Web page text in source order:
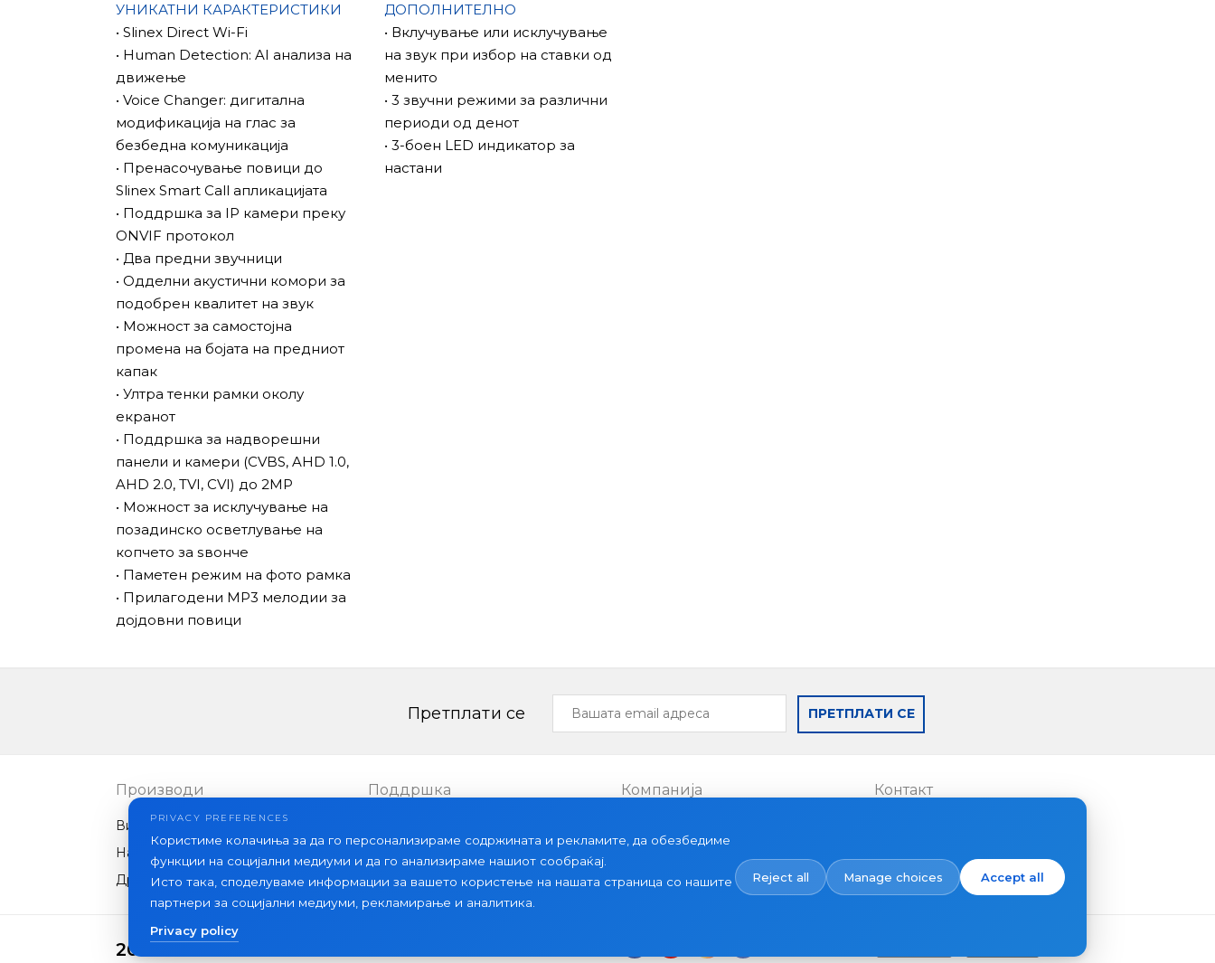
УНИКАТНИ КАРАКТЕРИСТИКИ
• Slinex Direct Wi-Fi
• Human Detection: AI анализа на
движење
• Voice Changer: дигитална
модификација на глас за
безбедна комуникација
• Пренасочување повици до
Slinex Smart Call апликацијата
• Поддршка за IP камери преку
ONVIF протокол
• Два предни звучници
• Одделни акустични комори за
подобрен квалитет на звук
• Можност за самостојна
промена на бојата на предниот
капак
• Ултра тенки рамки околу
екранот
• Поддршка за надворешни
панели и камери (CVBS, AHD 1.0,
AHD 2.0, TVI, CVI) до 2MP
• Можност за исклучување на
позадинско осветлување на
копчето за ѕвонче
• Паметен режим на фото рамка
• Прилагодени MP3 мелодии за
дојдовни повици
ДОПОЛНИТЕЛНО
• Вклучување или исклучување
на звук при избор на ставки од
менито
• 3 звучни режими за различни
периоди од денот
• 3-боен LED индикатор за
настани
Претплати се
Вашата
email
ПРЕТПЛАТИ СЕ
Производи
Видео интеркоми
Надворешни панели
Друга опрема
Поддршка Компанија
Вести
Контакт
2026 Slinex
PRIVACY PREFERENCES
Користиме колачиња за да го персонализираме содржината и рекламите, да обезбедиме
функции на социјални медиуми и да го анализираме нашиот сообраќај.
Исто така, споделуваме информации за вашето користење на нашата страница со нашите
партнери за социјални медиуми, рекламирање и аналитика.
Privacy policy
Reject all Manage choices Accept all